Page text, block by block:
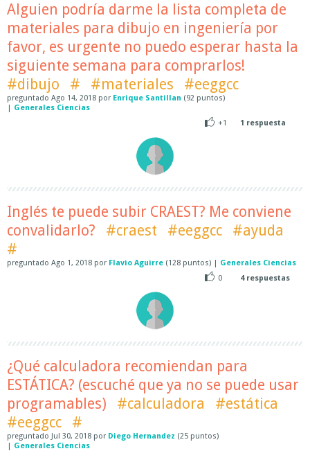
Alguien podría darme la lista completa de
materiales para dibujo en ingeniería por
favor, es urgente no puedo esperar hasta la
siguiente semana para comprarlos!
#dibujo
# #materiales #eeggcc
preguntado Ago 14, 2018 por Enrique Santillan (92 puntos)
| Generales Ciencias
+1
1 respuesta
Inglés te puede subir CRAEST? Me conviene
convalidarlo?
#craest #eeggcc
#ayuda
#
preguntado Ago 1, 2018 por Flavio Aguirre (128 puntos) | Generales Ciencias
0
4respuestas
¿Qué calculadora recomiendan para
ESTÁTICA? (escuché que ya no se puede usar
programables)
#calculadora
#estática
#eeggcc
#
preguntado Jul 30, 2018 por Diego Hernandez (25 puntos)
| Generales Ciencias